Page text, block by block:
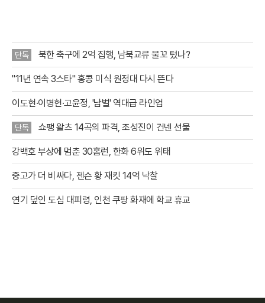
단독 북한 축구에 2억 집행, 남북교류 물꼬 텄나?
"11년 연속 3스타" 홍콩 미식 원정대 다시 뜬다
이도현·이병헌·고윤정, '남벌' 역대급 라인업
단독 쇼팽 왈츠 14곡의 파격, 조성진이 건넨 선물
강백호 부상에 멈춘 30홈런, 한화 6위도 위태
중고가 더 비싸다, 젠슨 황 재킷 14억 낙찰
연기 덮인 도심 대피령, 인천 쿠팡 화재에 학교 휴교